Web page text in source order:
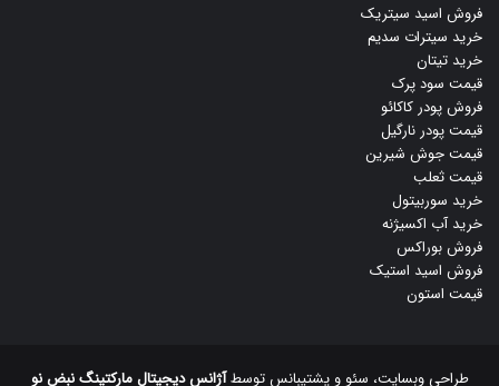
فروش اسید سیتریک
خرید سیترات سدیم
خرید تیتان
قیمت سود پرک
فروش پودر کاکائو
قیمت پودر نارگیل
قیمت جوش شیرین
قیمت ثعلب
خرید سوربیتول
خرید آب اکسیژنه
فروش بوراکس
فروش اسید استیک
قیمت استون
طراحی وبسایت، سئو و پشتیبانس توسطآژانس دیجیتال مارکتینگ نبض نو